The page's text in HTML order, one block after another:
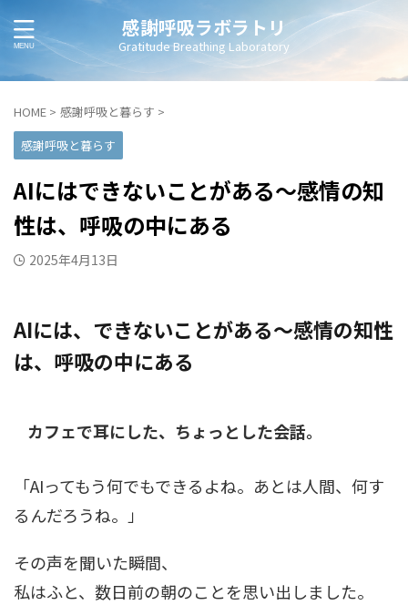
感謝呼吸ラボラトリ
Gratitude Breathing Laboratory
HOME > 感謝呼吸と暮らす >
感謝呼吸と暮らす
AIにはできないことがある～感情の知
性は、呼吸の中にある
2025年4月13日
AIには、できないことがある～感情の知性
は、呼吸の中にある
カフェで耳にした、ちょっとした会話。
「AIってもう何でもできるよね。あとは人間、何す
るんだろうね。」
その声を聞いた瞬間、
私はふと、数日前の朝のことを思い出しました。